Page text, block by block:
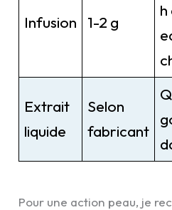
Infusion 1-2 g
h
Extrait
liquide
Selon
fabricant
Pour une action peau, je